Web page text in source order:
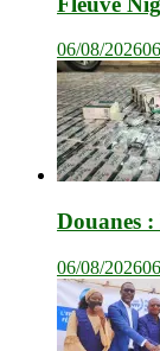
06/08/2026
Douanes
06/08/2026